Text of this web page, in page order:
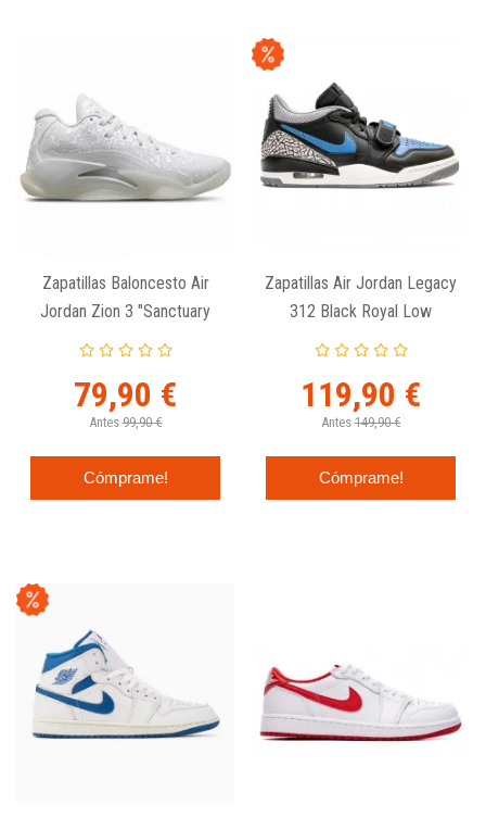
Zapatillas Baloncesto Air
Jordan Zion 3 "Sanctuary
White" GS
79,90 €
Antes 99,90 €
Cómprame!
Zapatillas Air Jordan Legacy
312 Black Royal Low
119,90 €
Antes 149,90 €
Cómprame!